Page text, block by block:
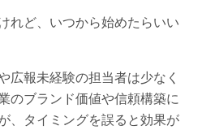
れど、いつから始めたらいい
広報未経験の担当者は少なく
のブランド価値や信頼構築に
、タイミングを誤ると効果が